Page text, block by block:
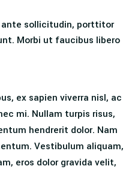
ante sollicitudin, porttitor
Morbi ut faucibus libero
ex sapien viverra nisl, ac
mi. Nullam turpis risus,
hendrerit dolor. Nam
Vestibulum aliquam,
eros dolor gravida velit,